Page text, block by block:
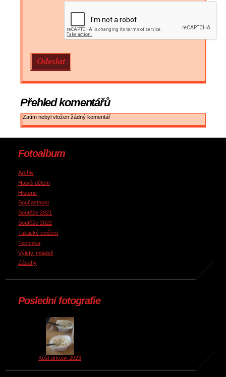
Přehled komentářů
Zatím nebyl vložen žádný komentář
Fotoalbum
Archiv
Hasiči dětem
Historie
Součastnost
Soutěže 2021
Soutěže 2022
Taktické cvičení
Technika
Výlety, mládež
Zásahy
Poslední fotografie
Košt drkotin 2023